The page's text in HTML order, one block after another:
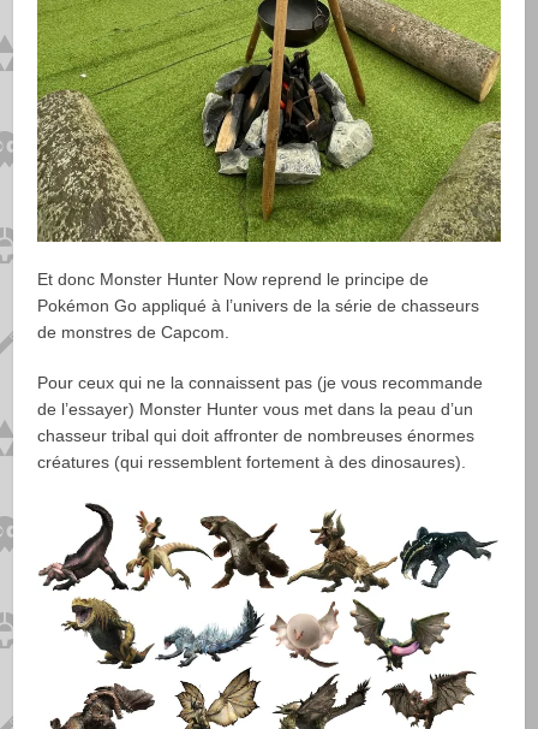
Et donc Monster Hunter Now reprend le principe de
Pokémon Go appliqué à l’univers de la série de chasseurs
de monstres de Capcom.
Pour ceux qui ne la connaissent pas (je vous recommande
de l’essayer) Monster Hunter vous met dans la peau d’un
chasseur tribal qui doit affronter de nombreuses énormes
créatures (qui ressemblent fortement à des dinosaures).